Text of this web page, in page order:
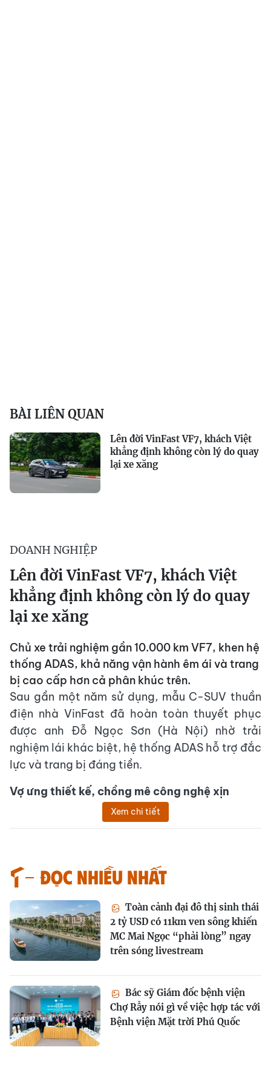
BÀI LIÊN QUAN
Lên đời VinFast VF7, khách Việt
khẳng định không còn lý do quay
lại xe xăng
DOANH NGHIỆP
Lên đời VinFast VF7, khách Việt
khẳng định không còn lý do quay
lại xe xăng
Chủ xe trải nghiệm gần 10.000 km VF7, khen hệ
thống ADAS, khả năng vận hành êm ái và trang
bị cao cấp hơn cả phân khúc trên.
Sau gần một năm sử dụng, mẫu C-SUV thuần
điện nhà VinFast đã hoàn toàn thuyết phục
được anh Đỗ Ngọc Sơn (Hà Nội) nhờ trải
nghiệm lái khác biệt, hệ thống ADAS hỗ trợ đắc
lực và trang bị đáng tiền.
Vợ ưng thiết kế, chồng mê công nghệ xịn
Xem chi tiết
Đọc nhiều nhất
Toàn cảnh đại đô thị sinh thái
2 tỷ USD có 11km ven sông khiến
MC Mai Ngọc “phải lòng” ngay
trên sóng livestream
Bác sỹ Giám đốc bệnh viện
Chợ Rẫy nói gì về việc hợp tác với
Bệnh viện Mặt trời Phú Quốc